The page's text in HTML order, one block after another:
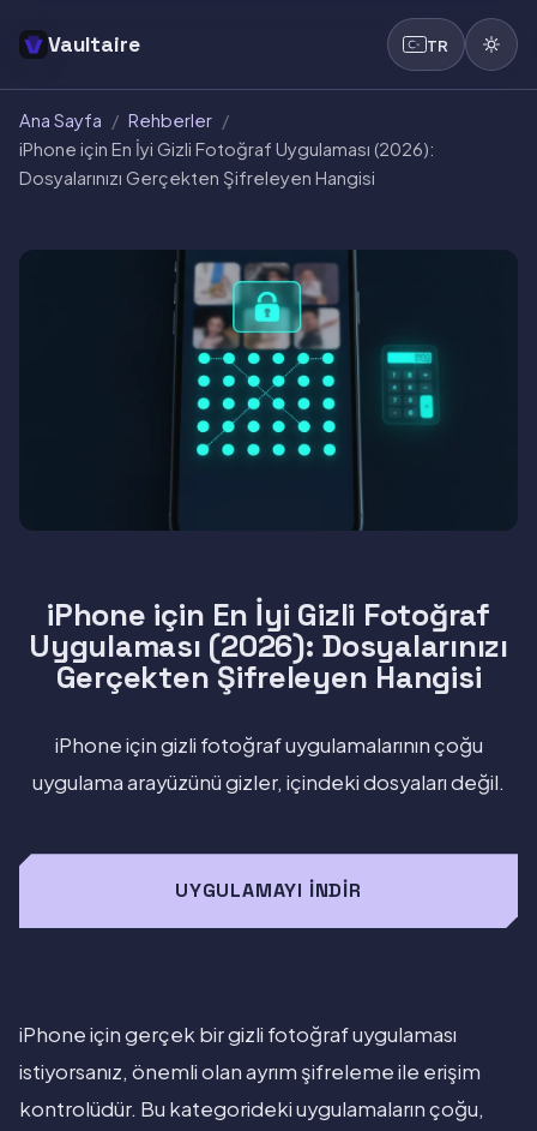
Vaultaire TR
Ana Sayfa / Rehberler /
iPhone için En İyi Gizli Fotoğraf Uygulaması (2026):
Dosyalarınızı Gerçekten Şifreleyen Hangisi
iPhone için En İyi Gizli Fotoğraf
Uygulaması (2026): Dosyalarınızı
Gerçekten Şifreleyen Hangisi
iPhone için gizli fotoğraf uygulamalarının çoğu
uygulama arayüzünü gizler, içindeki dosyaları değil.
UYGULAMAYI İNDIR
iPhone için gerçek bir gizli fotoğraf uygulaması
istiyorsanız, önemli olan ayrım şifreleme ile erişim
kontrolüdür. Bu kategorideki uygulamaların çoğu,